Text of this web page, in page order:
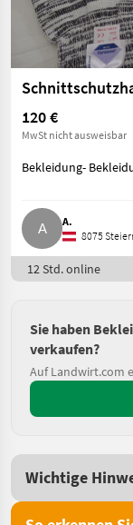
120 €
MwSt nicht ausweisbar
Bekleidung-
A.
8075
12 Std. online
Sie haben
verkaufen?
Auf Landwirt.com
Wichtige